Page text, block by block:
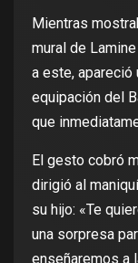
Mientras
mural de
a este, apareció
equipación del
que
El gesto cobró
dirigió al
su hijo: «Te
una sorpresa
enseñaremos a